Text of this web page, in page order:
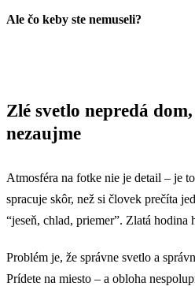
Ale čo keby ste nemuseli?
Zlé svetlo nepredá
nezaujme
Atmosféra na fotke nie je detail – je
spracuje skôr, než si človek prečíta
“jeseň, chlad, priemer”. Zlatá hodina
Problém je, že správne svetlo a
Prídete na miesto – a obloha